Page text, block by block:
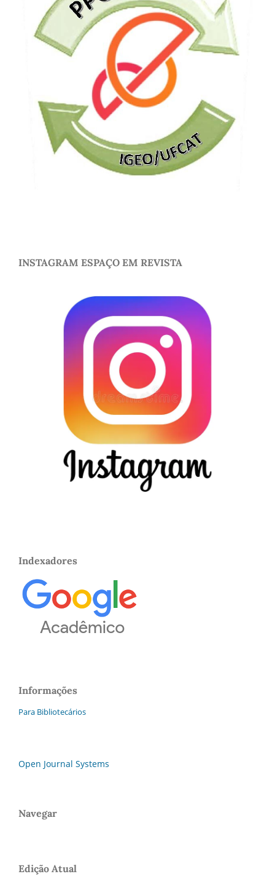
INSTAGRAM ESPAÇO EM REVISTA
Indexadores
Informações
Para Bibliotecários
Open Journal Systems
Navegar
Edição Atual